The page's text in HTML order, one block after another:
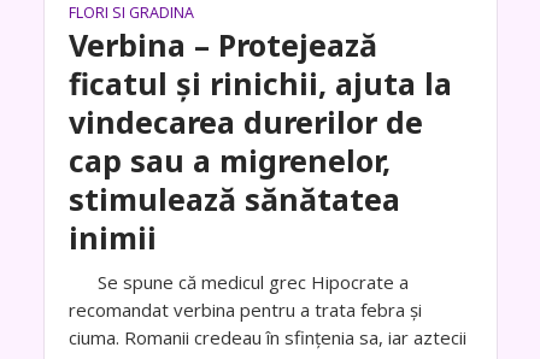
FLORI SI GRADINA
Verbina – Protejează
ficatul și rinichii, ajuta la
vindecarea durerilor de
cap sau a migrenelor,
stimulează sănătatea
inimii
Se spune că medicul grec Hipocrate a
recomandat verbina pentru a trata febra și
ciuma. Romanii credeau în sfințenia sa, iar aztecii